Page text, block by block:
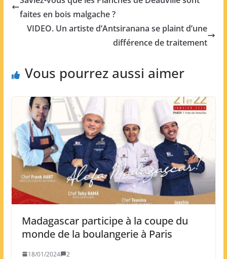
faites en bois malgache ?
VIDEO. Un artiste d’Antsiranana se plaint d’une
différence de traitement
Vous pourrez aussi aimer
Madagascar participe à la coupe du
monde de la boulangerie à Paris
18/01/2024 2